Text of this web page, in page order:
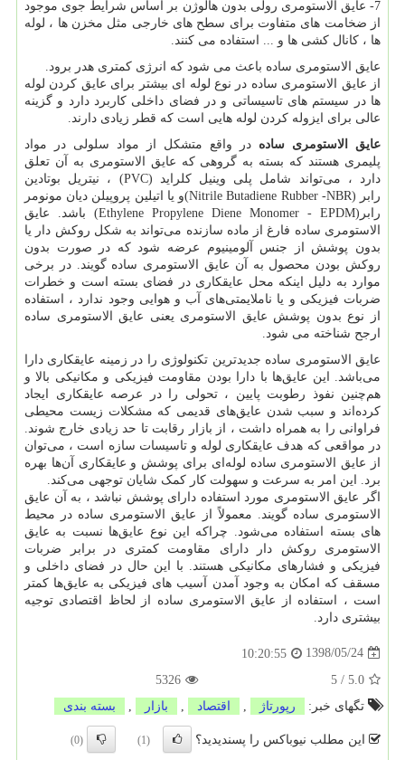
7- عایق الاستومری رولی بدون هالوژن بر اساس شرایط جوی موجود
از ضخامت های متفاوت برای سطح های خارجی مثل مخزن ها ، لوله
ها ، کانال کشی ها و ... استفاده می کنند.
عایق الاستومری ساده باعث می شود که انرژی کمتری هدر برود.
از عایق الاستومری ساده در نوع لوله ای بیشتر برای عایق کردن لوله
ها در سیستم های تاسیساتی و در فضای داخلی کاربرد دارد و گزینه
عالی برای ایزوله کردن لوله هایی است که قطر زیادی دارند.
عایق الاستومری ساده در واقع متشکل از مواد سلولی در مواد
پلیمری هستند که بسته به گروهی که عایق الاستومری به آن تعلق
دارد ، می‌تواند شامل پلی وینیل کلراید (PVC) ، نیتریل بوتادین
رابر (Nitrile Butadiene Rubber -NBR)و یا اتیلین پروپیلن دیان مونومر
رابر (Ethylene Propylene Diene Monomer - EPDM) باشد. عایق
الاستومری ساده فارغ از ماده سازنده می‌تواند به شکل روکش دار یا
بدون پوشش از جنس آلومینیوم عرضه شود که در صورت بدون
روکش بودن محصول به آن عایق الاستومری ساده گویند. در برخی
موارد به دلیل اینکه محل عایقکاری در فضای بسته است و خطرات
ضربات فیزیکی و یا ناملایمتی‌های آب و هوایی وجود ندارد ، استفاده
از نوع بدون پوشش عایق الاستومری یعنی عایق الاستومری ساده
ارجح شناخته می شود.
عایق الاستومری ساده جدیدترین تکنولوژی را در زمینه عایقکاری دارا
می‌باشد. این عایق‌ها با دارا بودن مقاومت فیزیکی و مکانیکی بالا و
هم‌چنین نفوذ رطوبت پایین ، تحولی را در عرصه عایقکاری ایجاد
کرده‌اند و سبب شدن عایق‌های قدیمی که مشکلات زیست محیطی
فراوانی را به همراه داشت ، از بازار رقابت تا حد زیادی خارج شوند.
در مواقعی که هدف عایقکاری لوله و تاسیسات سازه است ، می‌توان
از عایق الاستومری ساده لوله‌ای برای پوشش و عایقکاری آن‌ها بهره
برد. این امر به سرعت و سهولت کار کمک شایان توجهی می‌کند.
اگر عایق الاستومری مورد استفاده دارای پوشش نباشد ، به آن عایق
الاستومری ساده گویند. معمولاً از عایق الاستومری ساده در محیط
های بسته استفاده می‌شود. چراکه این نوع عایق‌ها نسبت به عایق
الاستومری روکش دار دارای مقاومت کمتری در برابر ضربات
فیزیکی و فشارهای مکانیکی هستند. با این حال در فضای داخلی و
مسقف که امکان به وجود آمدن آسیب های فیزیکی به عایق‌ها کمتر
است ، استفاده از عایق الاستومری ساده از لحاظ اقتصادی توجیه
بیشتری دارد.
1398/05/24
10:20:55
5.0
/
5
5326
تگهای خبر:
رپورتاژ , اقتصاد , بازار , بسته بندی
این مطلب نیوباکس را پسندیدید؟ (1)
(0)